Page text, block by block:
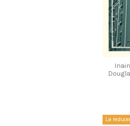
La